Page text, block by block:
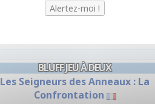
BLUFF JEU À DEUX
Les Seigneurs des Anneaux : La
Confrontation